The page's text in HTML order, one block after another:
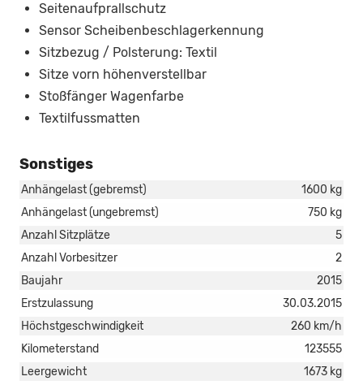
Seitenaufprallschutz
Sensor Scheibenbeschlagerkennung
Sitzbezug / Polsterung: Textil
Sitze vorn höhenverstellbar
Stoßfänger Wagenfarbe
Textilfussmatten
Sonstiges
Anhängelast (gebremst)
1600 kg
Anhängelast (ungebremst)
750 kg
Anzahl Sitzplätze
5
Anzahl Vorbesitzer
2
Baujahr
2015
Erstzulassung
30.03.2015
Höchstgeschwindigkeit
260 km/h
Kilometerstand
123555
Leergewicht
1673 kg